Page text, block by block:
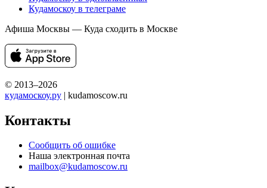
Кудамоскоу в телеграме
Афиша Москвы — Куда сходить в Москве
© 2013–2026
кудамоскоу.ру | kudamoscow.ru
Контакты
Сообщить об ошибке
Наша электронная почта
mailbox@kudamoscow.ru